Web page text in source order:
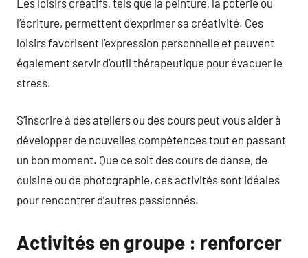
l’écriture, permettent d’exprimer sa créativité. Ces
loisirs favorisent l’expression personnelle et peuvent
également servir d’outil thérapeutique pour évacuer le
stress.
S’inscrire à des ateliers ou des cours peut vous aider à
développer de nouvelles compétences tout en passant
un bon moment. Que ce soit des cours de danse, de
cuisine ou de photographie, ces activités sont idéales
pour rencontrer d’autres passionnés.
Activités en groupe : renforcer